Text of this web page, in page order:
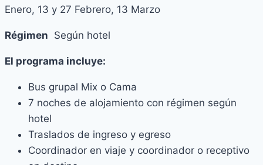
Enero, 13 y 27 Febrero, 13 Marzo
Régimen Según hotel
El programa incluye:
Bus grupal Mix o Cama
7 noches de alojamiento con régimen según
hotel
Traslados de ingreso y egreso
Coordinador en viaje y coordinador o receptivo